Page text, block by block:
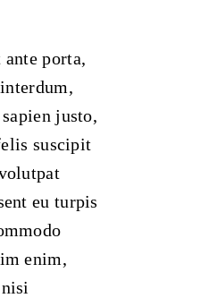
porta,
justo,
suscipit
eu turpis
enim,